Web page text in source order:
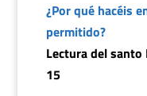
¿Por qué hacéis
permitido?
Lectura del santo
15